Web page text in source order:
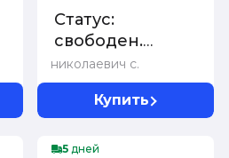
николаевич с.
Статус:
свободен.
Портрет
творческой
эмиграции
Купить
-20%
5 дней